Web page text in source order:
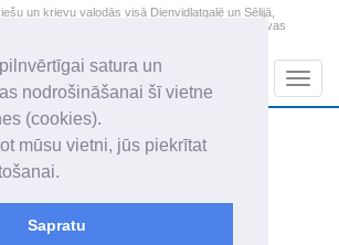
satura un
nodrošināšanai šī vietne
(cookies).
mūsu vietni, jūs piekrītat
Sapratu
un krievu valodās visā Dienvidlatgalē un Sēlijā,
aptver Daugavpils valstspilsētu, Augšdaugavas
+19.0